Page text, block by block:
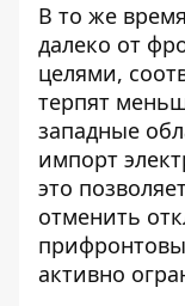
В то же
далеко от
целями,
терпят
западные
импорт
это
отменить
активно